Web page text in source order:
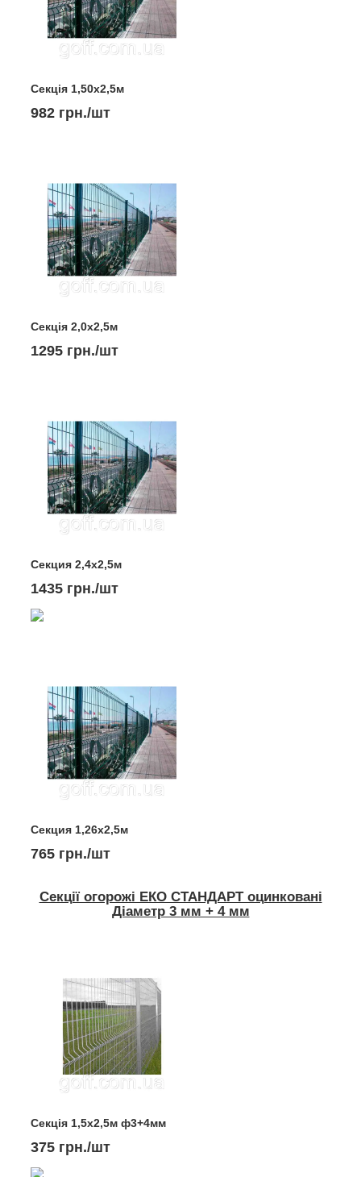
Секція 1,50х2,5м
982 грн./шт
Секція 2,0х2,5м
1295 грн./шт
Секция 2,4х2,5м
1435 грн./шт
Секция 1,26х2,5м
765 грн./шт
Секції огорожі ЕКО СТАНДАРТ оцинковані
Діаметр 3 мм + 4 мм
Секція 1,5х2,5м ф3+4мм
375 грн./шт